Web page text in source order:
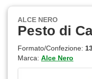
ALCE NERO
Pesto di
Formato/Confezione:
Marca: Alce Nero